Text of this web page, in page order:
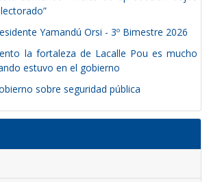
Yamandú Orsi - 3º Bimestre 2026
la fortaleza de Lacalle Pou es mucho
estuvo en el gobierno
sobre seguridad pública